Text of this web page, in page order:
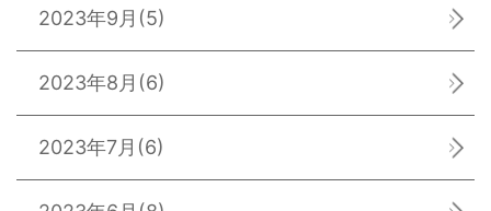
2023年9月 (5)
2023年8月 (6)
2023年7月 (6)